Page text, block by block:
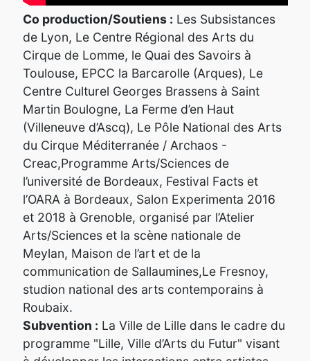
Co production/Soutiens : Les Subsistances
de Lyon, Le Centre Régional des Arts du
Cirque de Lomme, le Quai des Savoirs à
Toulouse, EPCC la Barcarolle (Arques), Le
Centre Culturel Georges Brassens à Saint
Martin Boulogne, La Ferme d’en Haut
(Villeneuve d’Ascq), Le Pôle National des Arts
du Cirque Méditerranée / Archaos -
Creac,Programme Arts/Sciences de
l’université de Bordeaux, Festival Facts et
l’OARA à Bordeaux, Salon Experimenta 2016
et 2018 à Grenoble, organisé par l’Atelier
Arts/Sciences et la scène nationale de
Meylan, Maison de l’art et de la
communication de Sallaumines,Le Fresnoy,
studion national des arts contemporains à
Roubaix.
Subvention : La Ville de Lille dans le cadre du
programme "Lille, Ville d’Arts du Futur" visant